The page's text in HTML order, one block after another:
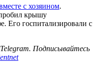
с хозяином.
крышу
Его госпитализировали с
Подписывайтесь